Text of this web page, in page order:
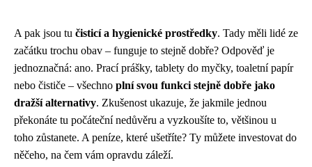
A pak jsou tu čisticí a hygienické prostředky. Tady měli lidé ze
začátku trochu obav – funguje to stejně dobře? Odpověď je
jednoznačná: ano. Prací prášky, tablety do myčky, toaletní papír
nebo čističe – všechno plní svou funkci stejně dobře jako
dražší alternativy. Zkušenost ukazuje, že jakmile jednou
překonáte tu počáteční nedůvěru a vyzkoušíte to, většinou u
toho zůstanete. A peníze, které ušetříte? Ty můžete investovat do
něčeho, na čem vám opravdu záleží.